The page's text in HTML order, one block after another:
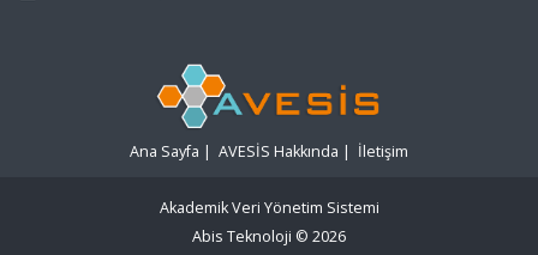
Ana Sayfa | AVESİS Hakkında | İletişim
Akademik Veri Yönetim Sistemi
Abis Teknoloji © 2026